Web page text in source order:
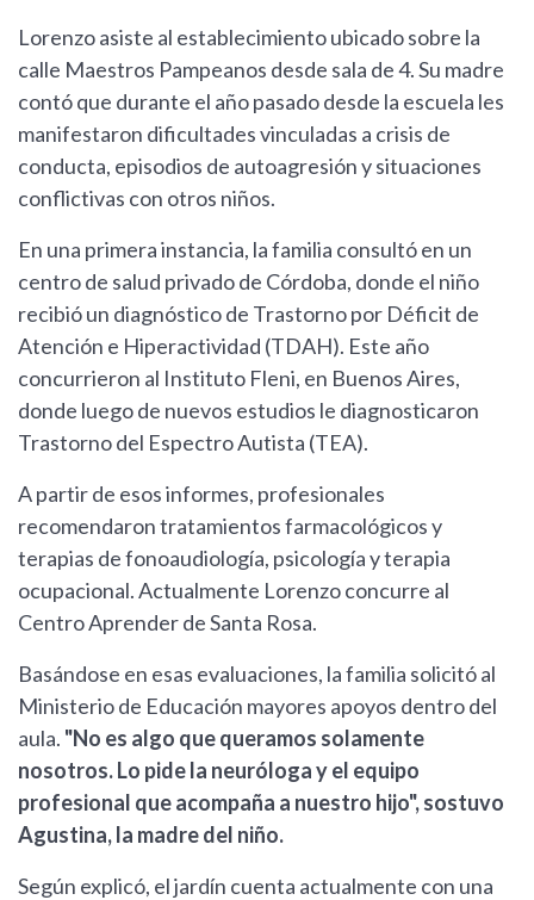
Lorenzo asiste al establecimiento ubicado sobre la
calle Maestros Pampeanos desde sala de 4. Su madre
contó que durante el año pasado desde la escuela les
manifestaron dificultades vinculadas a crisis de
conducta, episodios de autoagresión y situaciones
conflictivas con otros niños.
En una primera instancia, la familia consultó en un
centro de salud privado de Córdoba, donde el niño
recibió un diagnóstico de Trastorno por Déficit de
Atención e Hiperactividad (TDAH). Este año
concurrieron al Instituto Fleni, en Buenos Aires,
donde luego de nuevos estudios le diagnosticaron
Trastorno del Espectro Autista (TEA).
A partir de esos informes, profesionales
recomendaron tratamientos farmacológicos y
terapias de fonoaudiología, psicología y terapia
ocupacional. Actualmente Lorenzo concurre al
Centro Aprender de Santa Rosa.
Basándose en esas evaluaciones, la familia solicitó al
Ministerio de Educación mayores apoyos dentro del
aula. "No es algo que queramos solamente
nosotros. Lo pide la neuróloga y el equipo
profesional que acompaña a nuestro hijo", sostuvo
Agustina, la madre del niño.
Según explicó, el jardín cuenta actualmente con una